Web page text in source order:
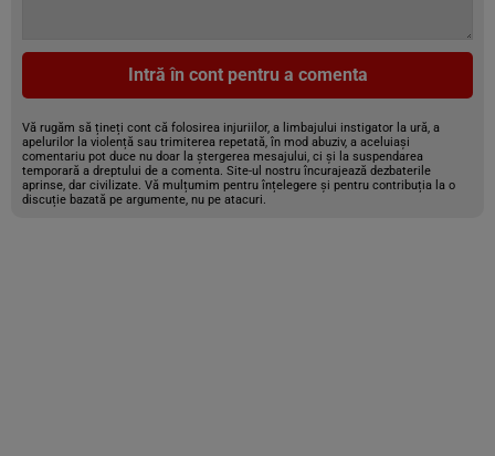
Intră în cont pentru a comenta
Vă rugăm să țineți cont că folosirea injuriilor, a limbajului instigator la ură, a
apelurilor la violență sau trimiterea repetată, în mod abuziv, a aceluiași
comentariu pot duce nu doar la ștergerea mesajului, ci și la suspendarea
temporară a dreptului de a comenta. Site-ul nostru încurajează dezbaterile
aprinse, dar civilizate. Vă mulțumim pentru înțelegere și pentru contribuția la o
discuție bazată pe argumente, nu pe atacuri.